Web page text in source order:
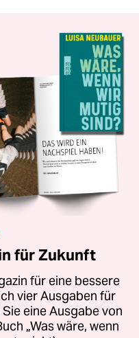
für Zukunft
für eine bessere
vier Ausgaben für
eine Ausgabe von
„Was wäre, wenn